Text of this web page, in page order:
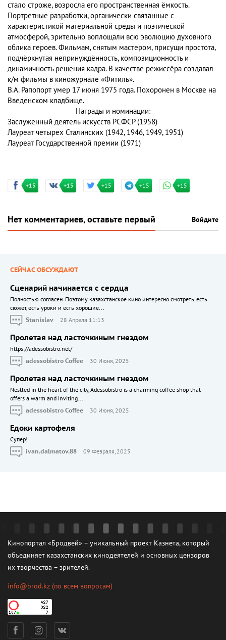
стало строже, возросла его пространственная ёмкость.
Портретные разработки, органически связанные с
характеристикой материальной среды и поэтической
атмосферой, зрительно воплощали всю эволюцию духовного
облика героев. Фильмам, снятым мастером, присущи простота,
подчёркнутая непринуждённость, композиционность и
динамичность решения кадра. В качестве режиссёра создавал
к/м фильмы в киножурнале «Фитиль».
В.А. Рапопорт умер 17 июня 1975 года. Похоронен в Москве на
Введенском кладбище.
Награды и номинации:
Заслуженный деятель искусств РСФСР (1958)
Лауреат четырех Сталинских (1942, 1946, 1949, 1951)
Лауреат Государственной премии (1971)
+15 +15 +15 +15 +15
Нет комментариев, оставьте первый Войдите
СЕЙЧАС ОБСУЖДАЮТ
Сценарий начинается с сердца
Полностью согласен. Поэтому казахстанское кино интересно смотреть, есть
сюжет, есть уроки и есть хорошие...
Stanislav
28 Апреля 11:13
Пролетая над ласточкиным гнездом
https://adessobistro.net/
adessobistro Coffee
30 Июня, 2025
Пролетая над ласточкиным гнездом
Nestled in the heart of the city, Adessobistro is a charming coffee shop that
offers a warm and inviting...
adessobistro Coffee
30 Июня, 2025
Едоки картофеля
Cупер!
ivan.dalmatov.88
09 Февраля, 2025
Кинопортал «Бродвей» – уникальный проект Казнета, который
объединяет казахстанских кинодеятелей и основных цензоров
их творчества – зрителей.
info@brod.kz (по всем вопросам)